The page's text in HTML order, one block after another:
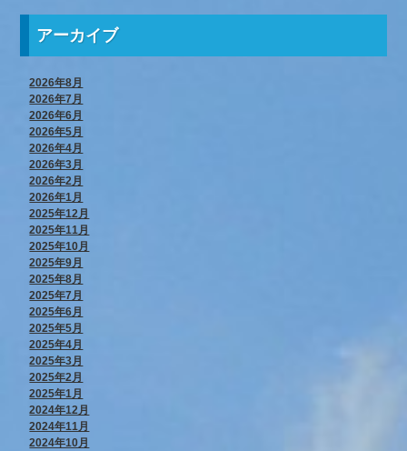
アーカイブ
2026年8月
2026年7月
2026年6月
2026年5月
2026年4月
2026年3月
2026年2月
2026年1月
2025年12月
2025年11月
2025年10月
2025年9月
2025年8月
2025年7月
2025年6月
2025年5月
2025年4月
2025年3月
2025年2月
2025年1月
2024年12月
2024年11月
2024年10月